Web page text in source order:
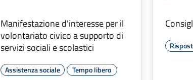
Manifestazione d'interesse per il
volontariato civico a supporto di
servizi sociali e scolastici
Assistenza sociale Tempo libero